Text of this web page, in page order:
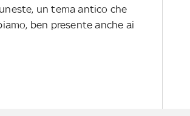
un tema antico che
ben presente anche ai